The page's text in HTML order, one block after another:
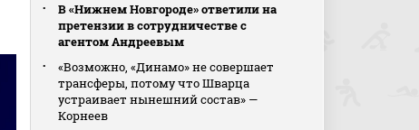
В «Нижнем Новгороде» ответили на
претензии в сотрудничестве с
агентом Андреевым
«Возможно, «Динамо» не совершает
трансферы, потому что Шварца
устраивает нынешний состав» —
Корнеев